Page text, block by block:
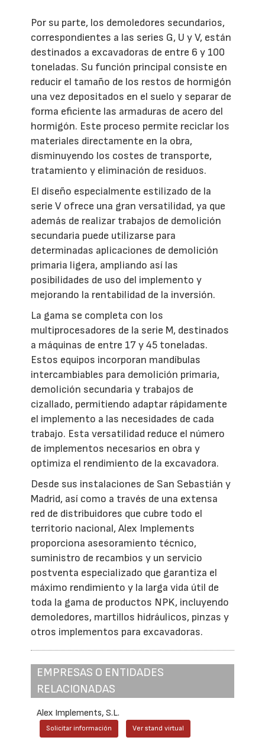
Por su parte, los demoledores secundarios,
correspondientes a las series G, U y V, están
destinados a excavadoras de entre 6 y 100
toneladas. Su función principal consiste en
reducir el tamaño de los restos de hormigón
una vez depositados en el suelo y separar de
forma eficiente las armaduras de acero del
hormigón. Este proceso permite reciclar los
materiales directamente en la obra,
disminuyendo los costes de transporte,
tratamiento y eliminación de residuos.
El diseño especialmente estilizado de la
serie V ofrece una gran versatilidad, ya que
además de realizar trabajos de demolición
secundaria puede utilizarse para
determinadas aplicaciones de demolición
primaria ligera, ampliando así las
posibilidades de uso del implemento y
mejorando la rentabilidad de la inversión.
La gama se completa con los
multiprocesadores de la serie M, destinados
a máquinas de entre 17 y 45 toneladas.
Estos equipos incorporan mandíbulas
intercambiables para demolición primaria,
demolición secundaria y trabajos de
cizallado, permitiendo adaptar rápidamente
el implemento a las necesidades de cada
trabajo. Esta versatilidad reduce el número
de implementos necesarios en obra y
optimiza el rendimiento de la excavadora.
Desde sus instalaciones de San Sebastián y
Madrid, así como a través de una extensa
red de distribuidores que cubre todo el
territorio nacional, Alex Implements
proporciona asesoramiento técnico,
suministro de recambios y un servicio
postventa especializado que garantiza el
máximo rendimiento y la larga vida útil de
toda la gama de productos NPK, incluyendo
demoledores, martillos hidráulicos, pinzas y
otros implementos para excavadoras.
EMPRESAS O ENTIDADES
RELACIONADAS
Alex Implements, S.L.
Solicitar información Ver stand virtual